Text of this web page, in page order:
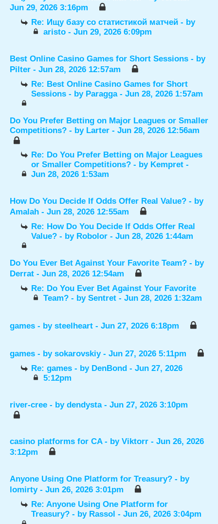
Jun 29, 2026 3:16pm
Re: Ищу базу со статистикой матчей - by
aristo- Jun 29, 2026 6:09pm
Best Online Casino Games for Short Sessions - by
Pilter - Jun 28, 2026 12:57am
Re: Best Online Casino Games for Short
Sessions - by Paragga- Jun 28, 2026 1:57am
Do You Prefer Betting on Major Leagues or Smaller
Competitions? - by Larter - Jun 28, 2026 12:56am
Re: Do You Prefer Betting on Major Leagues
or Smaller Competitions? - by Kempret -
Jun 28, 2026 1:53am
How Do You Decide If Odds Offer Real Value? - by
Amalah - Jun 28, 2026 12:55am
Re: How Do You Decide If Odds Offer Real
Value? - by Robolor - Jun 28, 2026 1:44am
Do You Ever Bet Against Your Favorite Team? - by
Derrat - Jun 28, 2026 12:54am
Re: Do You Ever Bet Against Your Favorite
Team? - by Sentret- Jun 28, 2026 1:32am
games - by steelheart - Jun 27, 2026 6:18pm
games - by sokarovskiy- Jun 27, 2026 5:11pm
Re: games - by DenBond - Jun 27, 2026
5:12pm
river-cree - by dendysta- Jun 27, 2026 3:10pm
casino platforms for CA - by Viktorr - Jun 26, 2026
3:12pm
Anyone Using One Platform for Treasury? - by
lomirty- Jun 26, 2026 3:01pm
Re: Anyone Using One Platform for
Treasury? - by Rassol - Jun 26, 2026 3:04pm